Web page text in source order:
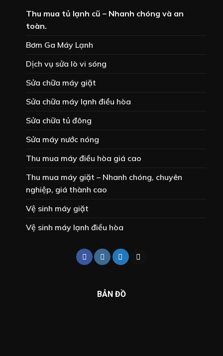
Thu mua tủ lạnh cũ – Nhanh chóng và an
toàn.
Bơm Ga Máy Lạnh
Dịch vụ sửa lò vi sóng
Sửa chữa máy giặt
Sửa chữa máy lạnh điều hòa
Sửa chữa tủ đông
Sửa máy nước nóng
Thu mua máy điều hòa giá cao
Thu mua máy giặt – Nhanh chóng, chuyên
nghiệp, giá thành cao
Vệ sinh máy giặt
Vệ sinh máy lạnh điều hòa
BẢN ĐỒ